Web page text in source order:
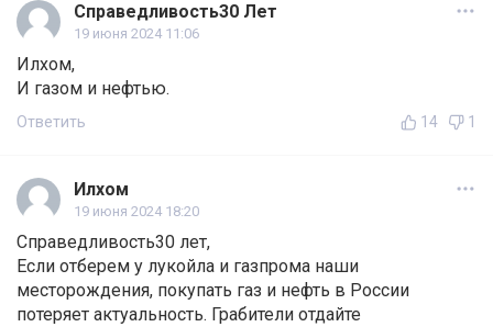
Справедливость30 Лет
19 июня 2024 11:06
Илхом,
И газом и нефтью.
Ответить 14 1
Илхом
19 июня 2024 18:20
Справедливость30 лет,
Если отберем у лукойла и газпрома наши
месторождения, покупать газ и нефть в России
потеряет актуальность. Грабители отдайте